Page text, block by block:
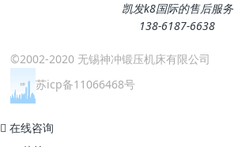
凯发k8国际的售后服务
138-6187-6638
©2002-2020 无锡神冲锻压机床有限公司
苏icp备11066468号
在线咨询